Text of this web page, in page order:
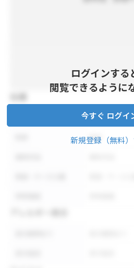
ログインする
閲覧できるように
今すぐ ログイ
新規登録（無料）
内容量
形状